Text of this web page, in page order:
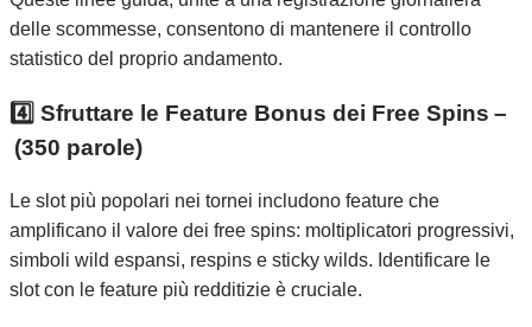
delle scommesse, consentono di mantenere il controllo
statistico del proprio andamento.
4️⃣ Sfruttare le Feature Bonus dei Free Spins –
(350 parole)
Le slot più popolari nei tornei includono feature che
amplificano il valore dei free spins: moltiplicatori progressivi,
simboli wild espansi, respins e sticky wilds. Identificare le
slot con le feature più redditizie è cruciale.